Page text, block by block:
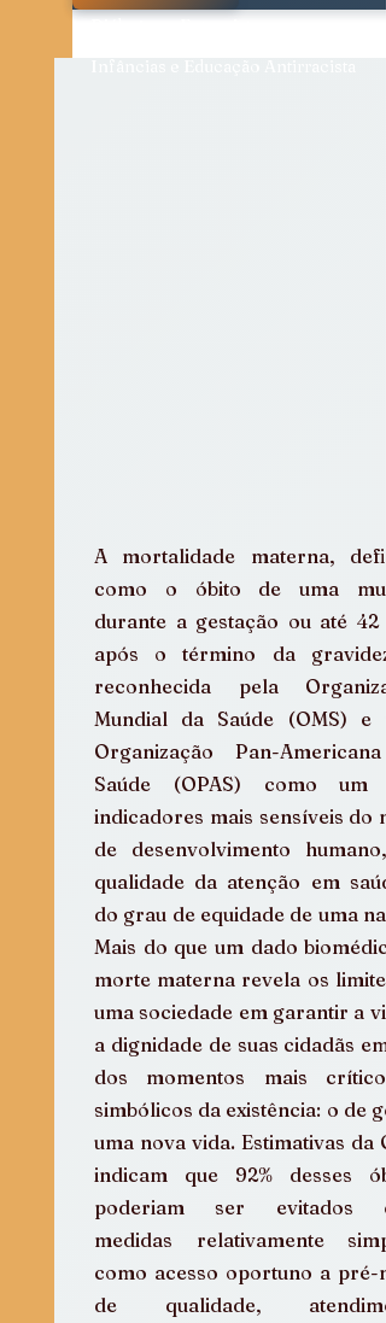
A mortalidade materna,
como o óbito de uma
durante a gestação ou até 42
após o término da
reconhecida pela
Mundial da Saúde (OMS) e
Organização Pan-Americana
Saúde (OPAS) como um
indicadores mais sensíveis do
de desenvolvimento
qualidade da atenção em
do grau de equidade de uma
Mais do que um dado
morte materna revela os
uma sociedade em garantir a
a dignidade de suas cidadãs em
dos momentos mais
simbólicos da existência: o de
uma nova vida. Estimativas da
indicam que 92% desses
poderiam ser evitados
medidas relativamente
como acesso oportuno a pré-
de qualidade,